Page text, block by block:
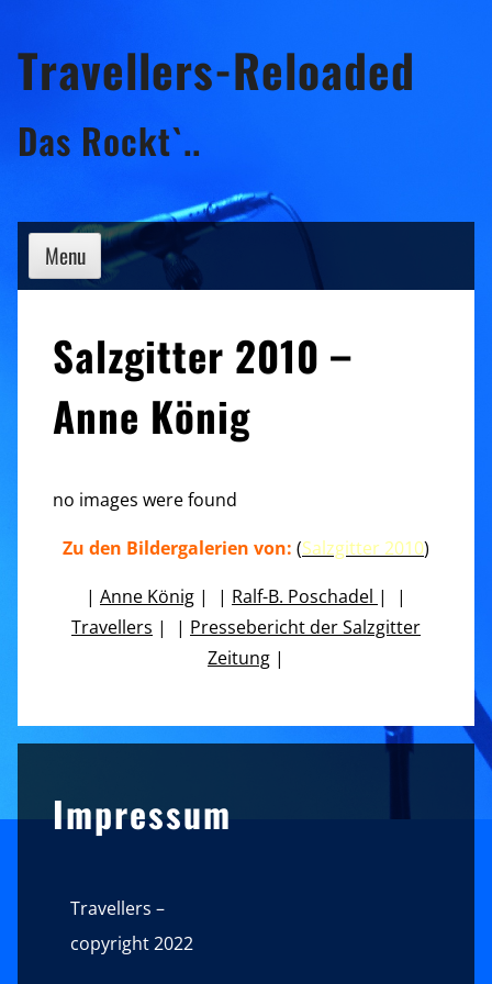
to
content
Travellers-Reloaded
Das Rockt`..
Menu
Salzgitter 2010 –
Anne König
no images were found
Zu den Bildergalerien von: (Salzgitter 2010)
| Anne König | | Ralf-B. Poschadel | |
Travellers | | Pressebericht der Salzgitter
Zeitung |
Impressum
Travellers –
copyright 2022